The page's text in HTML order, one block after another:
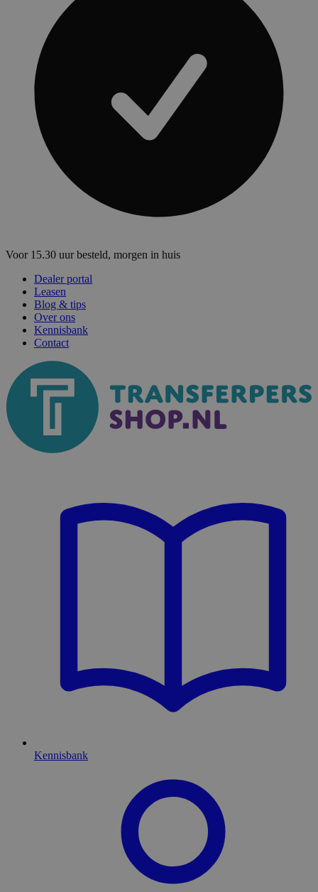
Voor 15.30 uur besteld, morgen in huis
Dealer portal
Leasen
Blog & tips
Over ons
Kennisbank
Contact
Kennisbank